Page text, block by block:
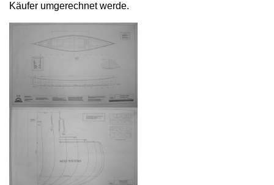
Käufer umgerechnet werde.